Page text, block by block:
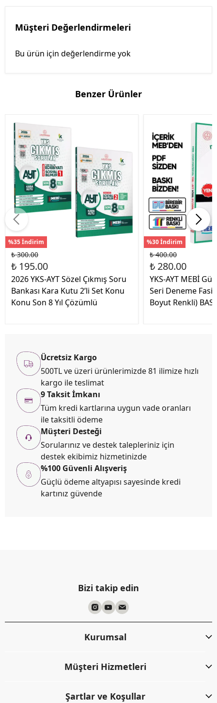
Müşteri Değerlendirmeleri
Bu ürün için değerlendirme yok
Benzer Ürünler
%35 İndirim
₺ 300.00
₺ 195.00
2026 YKS-AYT Sözel Çıkmış Soru
Bankası Kara Kutu 2’li Set Konu
Konu Son 8 Yıl Çözümlü
%30 İndirim
₺ 400.00
₺ 280.00
YKS-AYT MEBİ
Seri Deneme
Boyut Renkli)
Ücretsiz Kargo
500TL ve üzeri ürünlerimizde 81 ilimize hızlı
kargo ile teslimat
9 Taksit İmkanı
Tüm kredi kartlarına uygun vade oranları
ile taksitli ödeme
Müşteri Desteği
Sorularınız ve destek talepleriniz için
destek ekibimiz hizmetinizde
%100 Güvenli Alışveriş
Güçlü ödeme altyapısı sayesinde kredi
kartınız güvende
Bizi takip edin
Kurumsal
Müşteri Hizmetleri
Şartlar ve Koşullar